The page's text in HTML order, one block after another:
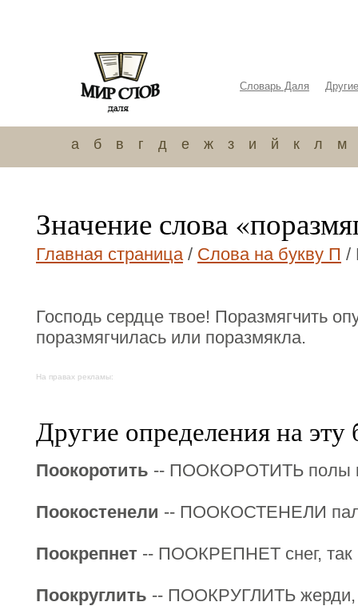
Словарь Даля
а б в г д е ж з и й к л м
Значение слова
Главная страница/ Слова на букву П /
Господь сердце твое! Поразмягчить
поразмягчилась или поразмякла.
На правах рекламы:
Другие определения на эту
Поокоротить -- ПООКОРОТИТЬ полы
Поокостенели -- ПООКОСТЕНЕЛИ
Поокрепнет -- ПООКРЕПНЕТ снег, так
Поокруглить -- ПООКРУГЛИТЬ жерди,